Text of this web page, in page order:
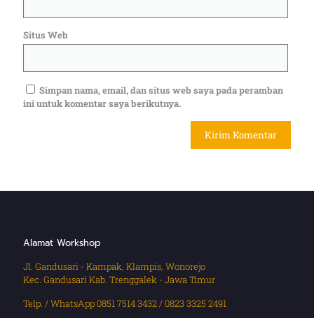
Situs Web
Simpan nama, email, dan situs web saya pada peramban
ini untuk komentar saya berikutnya.
Alamat Workshop
Jl. Gandusari - Kampak, Klampis, Wonorejo
Kec. Gandusari Kab. Trenggalek - Jawa Timur
Telp. / WhatsApp 0851 7514 3432 / 0823 3325 2491